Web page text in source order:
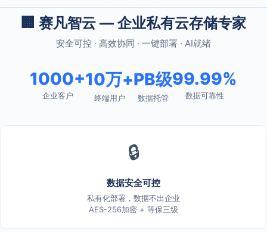
🏢 赛凡智云 — 企业私有云存储专家
安全可控 · 高效协同 · 一键部署 · AI就绪
1000+
企业客户
10万+
终端用户
PB级
数据托管
99.99%
数据可靠性
🔒
数据安全可控
私有化部署，数据不出企业
AES-256加密 + 等保三级